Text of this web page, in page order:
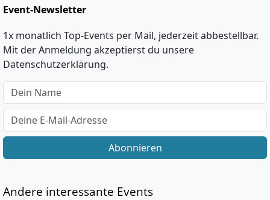
Event-Newsletter
1x monatlich Top-Events per Mail, jederzeit abbestellbar.
Mit der Anmeldung akzeptierst du unsere
Datenschutzerklärung.
Abonnieren
Andere interessante Events